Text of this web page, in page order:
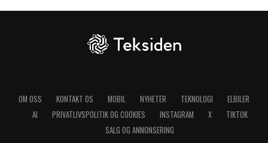
OM OSS KONTAKT OS MOBIL NYHETER TEKNOLOGI
ELBILER
AI
PRIVATLIVSPOLITIK OG COOKIES INSTAGRAM X
TIKTOK
SALG OG ANNONSERING